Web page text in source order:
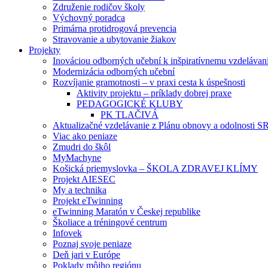
Združenie rodičov školy
Výchovný poradca
Primárna protidrogová prevencia
Stravovanie a ubytovanie žiakov
Projekty
Inováciou odborných učební k inšpiratívnemu
Modernizácia odborných učební
Rozvíjanie gramotnosti – v praxi cesta k úspešnosti
Aktivity projektu – príklady dobrej praxe
PEDAGOGICKÉ KLUBY
PK TLAČIVÁ
Aktualizačné vzdelávanie z Plánu obnovy a odolnosti
Viac ako peniaze
Zmudri do škôl
MyMachyne
Košická priemyslovka – ŠKOLA ZDRAVEJ KLÍMY
Projekt AIESEC
My a technika
Projekt eTwinning
eTwinning Maratón v Českej republike
Školiace a tréningové centrum
Infovek
Poznaj svoje peniaze
Deň jari v Európe
Poklady môjho regiónu